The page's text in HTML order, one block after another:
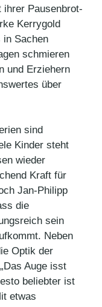
ihrer Pausenbrot-
Kerrygold
in Sachen
schmieren
und Erziehern
über
sind
Kinder steht
wieder
Kraft für
Jan-Philipp
die
sein
Neben
Optik der
Auge isst
beliebter ist
etwas